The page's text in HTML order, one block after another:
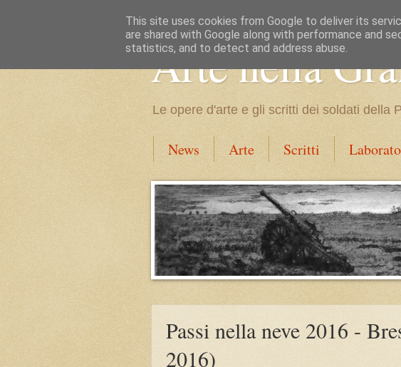
Arte nella
Le opere d'arte e gli scritti dei soldati della
News Arte Scritti
Passi nella neve 2016 -
2016)
This site uses cookies from Google to deliver its
are shared with Google along with performance and
statistics, and to detect and address abuse.